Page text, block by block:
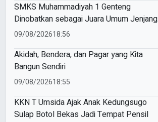
SMKS Muhammadiyah 1 Genteng
Dinobatkan sebagai Juara Umum Jenjang
SMK di Ajang ME Awards 2026
09/08/202618:56
Akidah, Bendera, dan Pagar yang Kita
Bangun Sendiri
09/08/202618:55
KKN T Umsida Ajak Anak Kedungsugo
Sulap Botol Bekas Jadi Tempat Pensil